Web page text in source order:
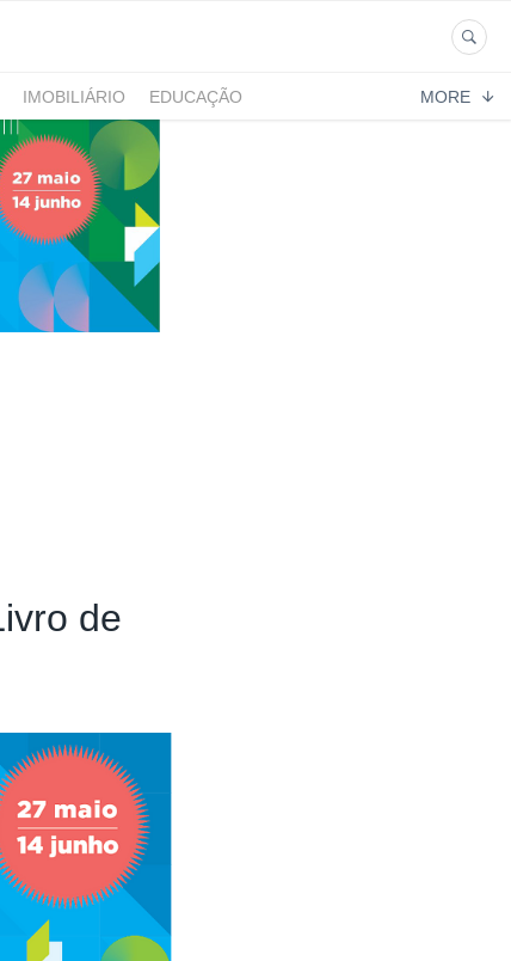
IMOBILIÁRIO
EDUCAÇÃO
MORE
de